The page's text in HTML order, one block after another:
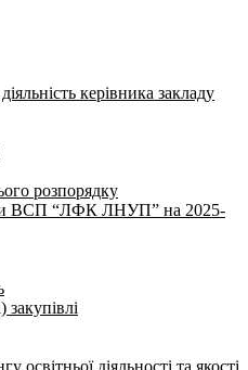
керівника закладу
розпорядку
ВСП “ЛФК ЛНУП” на 2025-
закупівлі
освітньої діяльності та якості